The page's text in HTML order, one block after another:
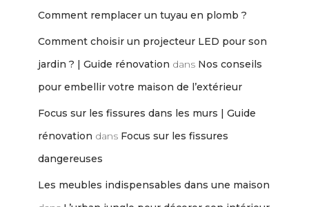
Comment remplacer un tuyau en plomb ?
Comment choisir un projecteur LED pour son
jardin ? | Guide rénovation dans Nos conseils
pour embellir votre maison de l’extérieur
Focus sur les fissures dans les murs | Guide
rénovation dans Focus sur les fissures
dangereuses
Les meubles indispensables dans une maison